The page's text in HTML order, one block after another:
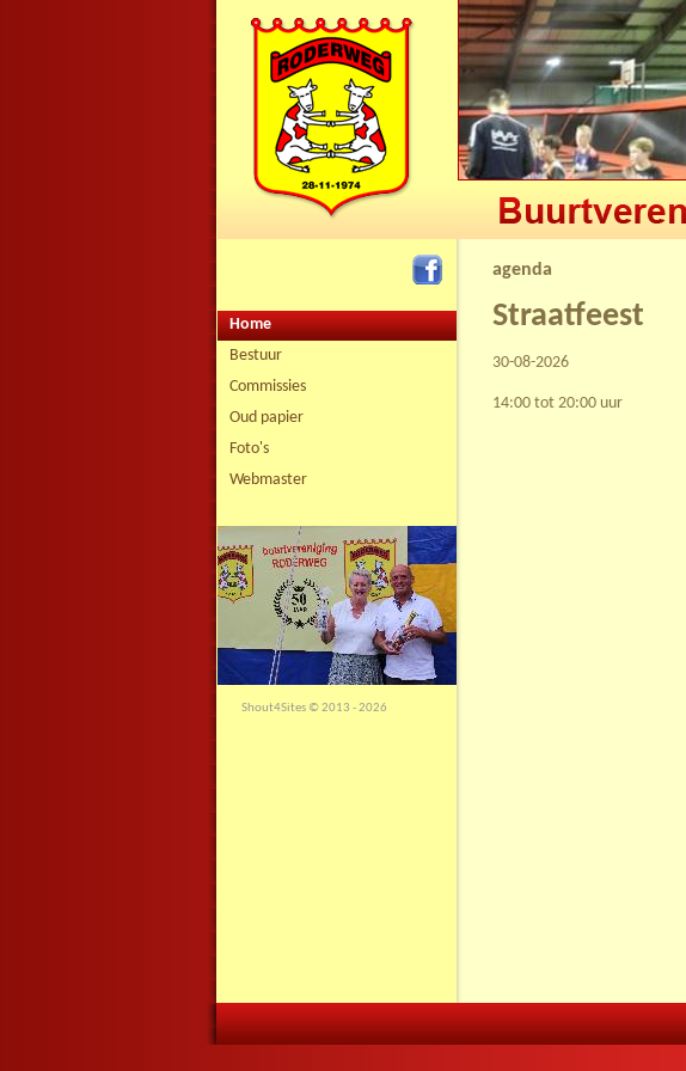
Home
Bestuur
Commissies
Oud papier
Foto's
Webmaster
Shout4Sites ©2013 - 2026
agenda
Straatfeest
30-08-2026
14:00 tot 20:00 uur